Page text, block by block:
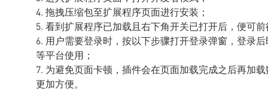
4. 拖拽压缩包至扩展程序页面进行安装；
5. 看到扩展程序已加载且右下角开关已打开后，便可
6. 用户需要登录时，按以下步骤打开登录弹窗，登录
等平台使用；
7. 为避免页面卡顿，插件会在页面加载完成之后再加
更加方便。